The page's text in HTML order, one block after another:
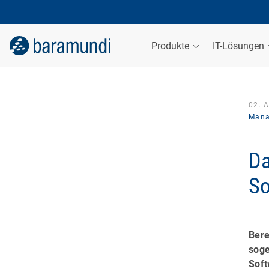
Produkte IT-Lösungen
02.